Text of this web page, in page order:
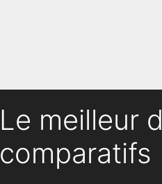
Le meilleur
comparatifs